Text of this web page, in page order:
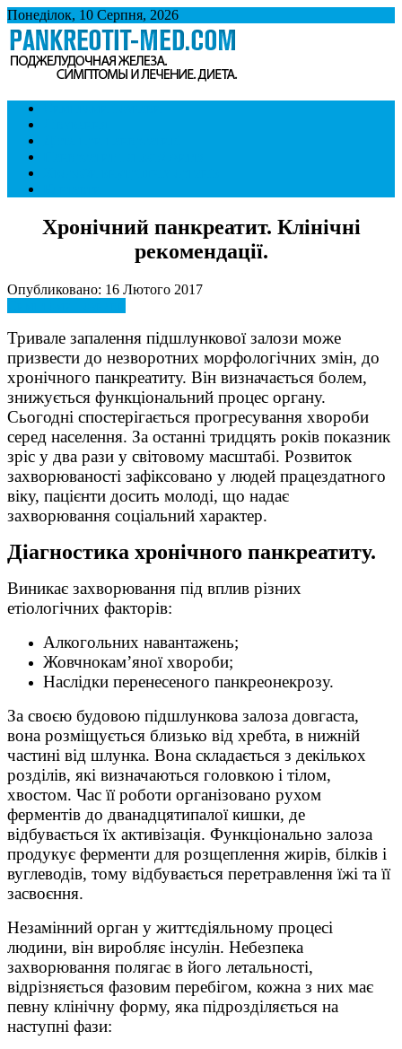
Понеділок, 10 Серпня, 2026
Панкреатит
Підшлункова залоза. Симптоми і лікування панкреатиту. Дієта
при панкреатиті.
Хронічний панкреатит. Клінічні
рекомендації.
Опубликовано: 16 Лютого 2017
Тривале запалення підшлункової залози може
призвести до незворотних морфологічних змін, до
хронічного панкреатиту. Він визначається болем,
знижується функціональний процес органу.
Сьогодні спостерігається прогресування хвороби
серед населення. За останні тридцять років показник
зріс у два рази у світовому масштабі. Розвиток
захворюваності зафіксовано у людей працездатного
віку, пацієнти досить молоді, що надає
захворювання соціальний характер.
Діагностика хронічного панкреатиту.
Виникає захворювання під вплив різних
етіологічних факторів:
Алкогольних навантажень;
Жовчнокам’яної хвороби;
Наслідки перенесеного панкреонекрозу.
За своєю будовою підшлункова залоза довгаста,
вона розміщується близько від хребта, в нижній
частині від шлунка. Вона складається з декількох
розділів, які визначаються головкою і тілом,
хвостом. Час її роботи організовано рухом
ферментів до дванадцятипалої кишки, де
відбувається їх активізація. Функціонально залоза
продукує ферменти для розщеплення жирів, білків і
вуглеводів, тому відбувається перетравлення їжі та її
засвоєння.
Незамінний орган у життєдіяльному процесі
людини, він виробляє інсулін. Небезпека
захворювання полягає в його летальності,
відрізняється фазовим перебігом, кожна з них має
певну клінічну форму, яка підрозділяється на
наступні фази: